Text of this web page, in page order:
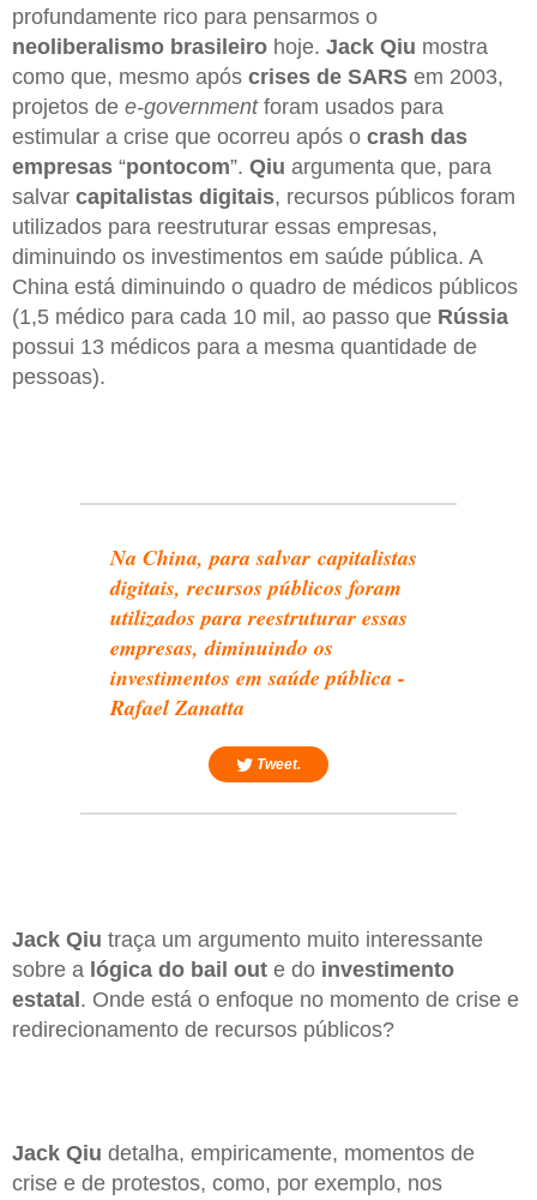
profundamente rico para pensarmos o
neoliberalismo brasileiro hoje. Jack Qiu mostra
como que, mesmo após crises de SARS em 2003,
projetos de e-governmentforam usados para
estimular a crise que ocorreu após o crash das
empresas “pontocom”. Qiu argumenta que, para
salvar capitalistas digitais, recursos públicos foram
utilizados para reestruturar essas empresas,
diminuindo os investimentos em saúde pública. A
China está diminuindo o quadro de médicos públicos
(1,5 médico para cada 10 mil, ao passo que Rússia
possui 13 médicos para a mesma quantidade de
pessoas).
Na China, para salvar capitalistas
digitais, recursos públicos foram
utilizados para reestruturar essas
empresas, diminuindo os
investimentos em saúde pública -
Rafael Zanatta
Tweet.
Jack Qiu traça um argumento muito interessante
sobre a lógica do bail out e do investimento
estatal. Onde está o enfoque no momento de crise e
redirecionamento de recursos públicos?
Jack Qiu detalha, empiricamente, momentos de
crise e de protestos, como, por exemplo, nos